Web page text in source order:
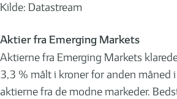
Kilde: Datastream
Aktier fra Emerging Markets
Aktierne fra Emerging Markets
3,3 % målt i kroner for anden måned
aktierne fra de modne markeder.